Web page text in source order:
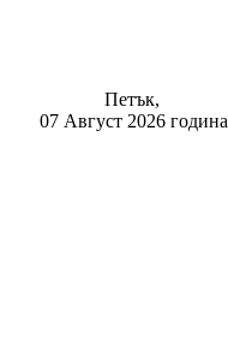
Петък,
07 Август 2026 година